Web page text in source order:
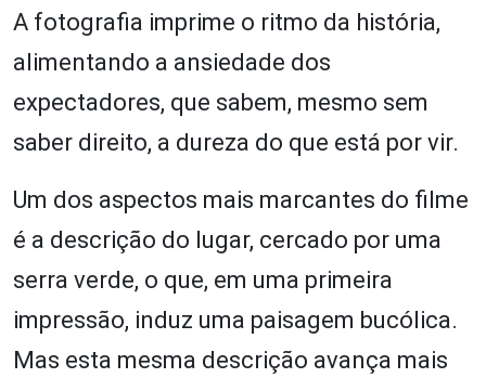
A fotografia imprime o ritmo da história,
alimentando a ansiedade dos
expectadores, que sabem, mesmo sem
saber direito, a dureza do que está por vir.
Um dos aspectos mais marcantes do filme
é a descrição do lugar, cercado por uma
serra verde, o que, em uma primeira
impressão, induz uma paisagem bucólica.
Mas esta mesma descrição avança mais